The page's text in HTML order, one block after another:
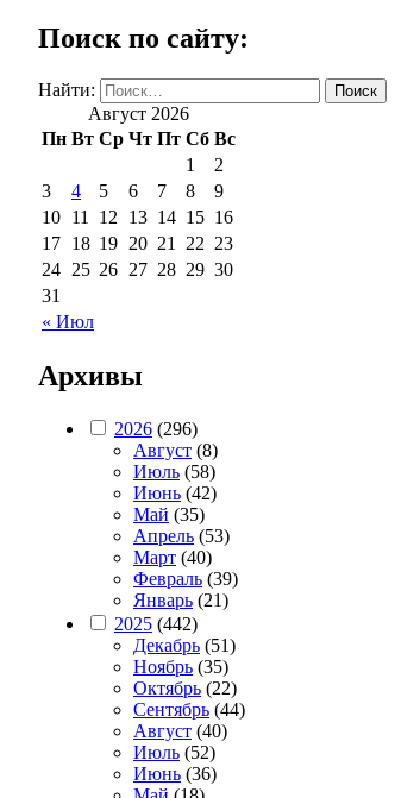
Поиск по сайту:
Найти:
Август 2026
Пн Вт Ср Чт Пт Сб Вс
« Июл
1
2
3
4 5 6 7 8
9
10 11 12 13 14 15 16
17 18 19 20 21 22 23
24 25 26 27 28 29 30
31
Архивы
2026 (296)
Август (8)
Июль (58)
Июнь (42)
Май (35)
Апрель (53)
Март (40)
Февраль (39)
Январь (21)
2025 (442)
Декабрь (51)
Ноябрь (35)
Октябрь (22)
Сентябрь (44)
Август (40)
Июль (52)
Июнь (36)